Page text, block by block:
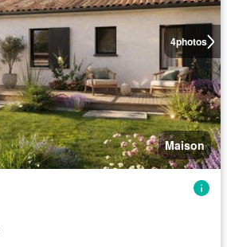
4photos
Maison